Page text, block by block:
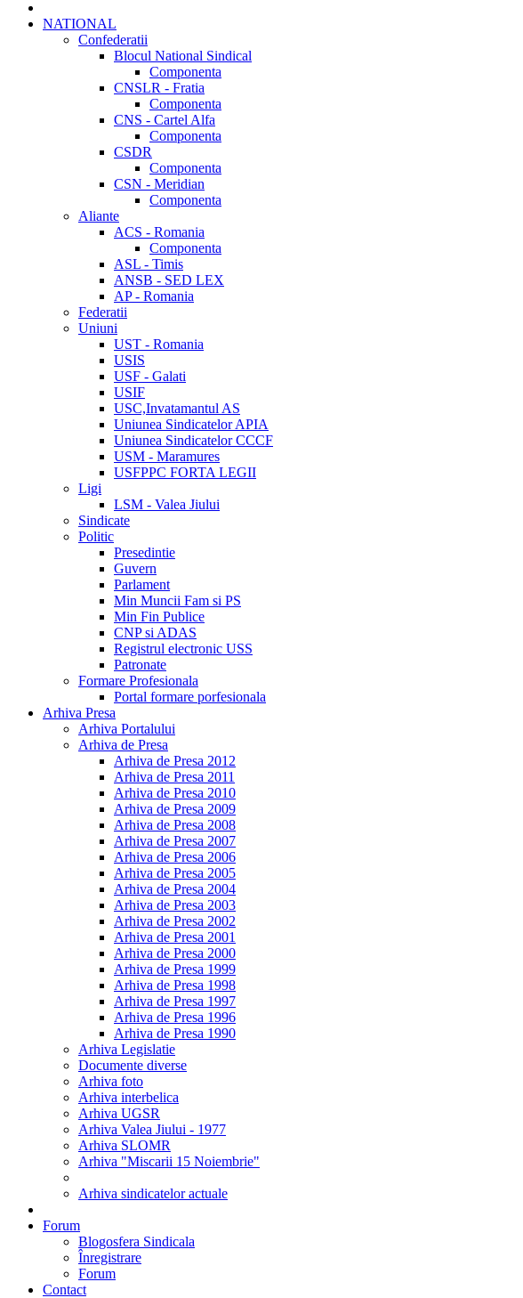
NATIONAL
Confederatii
Blocul National Sindical
Componenta
CNSLR - Fratia
Componenta
CNS - Cartel Alfa
Componenta
CSDR
Componenta
CSN - Meridian
Componenta
Aliante
ACS - Romania
Componenta
ASL - Timis
ANSB - SED LEX
AP - Romania
Federatii
Uniuni
UST - Romania
USIS
USF - Galati
USIF
USC,Invatamantul AS
Uniunea Sindicatelor APIA
Uniunea Sindicatelor CCCF
USM - Maramures
USFPPC FORTA LEGII
Ligi
LSM - Valea Jiului
Sindicate
Politic
Presedintie
Guvern
Parlament
Min Muncii Fam si PS
Min Fin Publice
CNP si ADAS
Registrul electronic USS
Patronate
Formare Profesionala
Portal formare porfesionala
Arhiva Presa
Arhiva Portalului
Arhiva de Presa
Arhiva de Presa 2012
Arhiva de Presa 2011
Arhiva de Presa 2010
Arhiva de Presa 2009
Arhiva de Presa 2008
Arhiva de Presa 2007
Arhiva de Presa 2006
Arhiva de Presa 2005
Arhiva de Presa 2004
Arhiva de Presa 2003
Arhiva de Presa 2002
Arhiva de Presa 2001
Arhiva de Presa 2000
Arhiva de Presa 1999
Arhiva de Presa 1998
Arhiva de Presa 1997
Arhiva de Presa 1996
Arhiva de Presa 1990
Arhiva Legislatie
Documente diverse
Arhiva foto
Arhiva interbelica
Arhiva UGSR
Arhiva Valea Jiului - 1977
Arhiva SLOMR
Arhiva "Miscarii 15 Noiembrie"
Arhiva sindicatelor actuale
Forum
Blogosfera Sindicala
Înregistrare
Forum
Contact